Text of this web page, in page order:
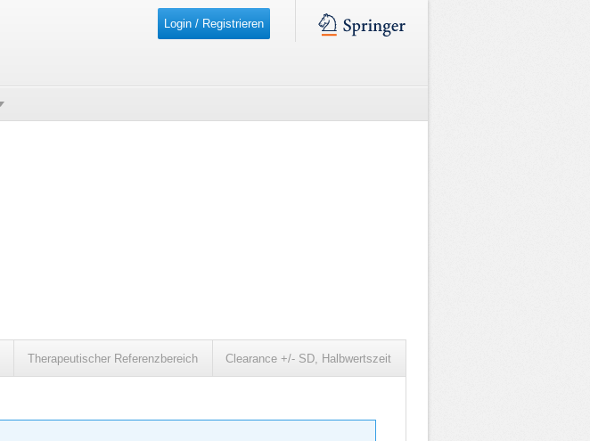
Login / Registrieren
Therapeutischer Referenzbereich Clearance +/- SD, Halbwertszeit